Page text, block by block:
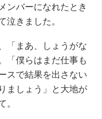
ンバーになれたとき
泣きました。
「まあ、しょうがな
「僕らはまだ仕事も
スで結果を出さない
ましょう」と大地が
。